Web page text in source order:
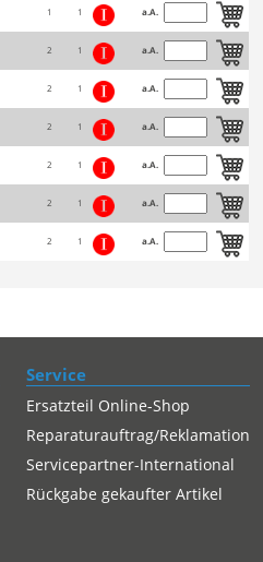
1 1 a.A.
2 1 a.A.
2 1 a.A.
2 1 a.A.
2 1 a.A.
2 1 a.A.
2 1 a.A.
Service
Ersatzteil Online-Shop
Reparaturauftrag/Reklamation
Servicepartner-International
Rückgabe gekaufter Artikel